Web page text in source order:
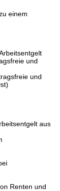
einem
und
und
aus
Renten und